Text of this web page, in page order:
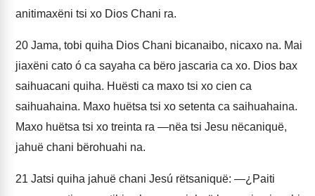
anitimaxëni tsi xo Dios Chani ra.
20 Jama, tobi quiha Dios Chani bicanaibo, nicaxo na. Mai
jiaxëni cato ó ca sayaha ca bëro jascaria ca xo. Dios bax
saihuacani quiha. Huësti ca maxo tsi xo cien ca
saihuahaina. Maxo huëtsa tsi xo setenta ca saihuahaina.
Maxo huëtsa tsi xo treinta ra —nëa tsi Jesu nëcaniquë,
jahuë chani bërohuahi na.
21 Jatsi quiha jahuë chani Jesú rëtsaniquë: —¿Paiti